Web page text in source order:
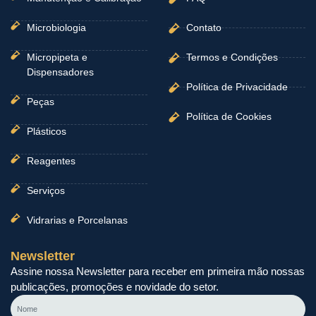
Microbiologia
Micropipeta e
Dispensadores
Peças
Plásticos
Reagentes
Serviços
Vidrarias e Porcelanas
Contato
Termos e Condições
Política de Privacidade
Política de Cookies
Newsletter
Assine nossa Newsletter para receber em primeira mão nossas
publicações, promoções e novidade do setor.
Nome